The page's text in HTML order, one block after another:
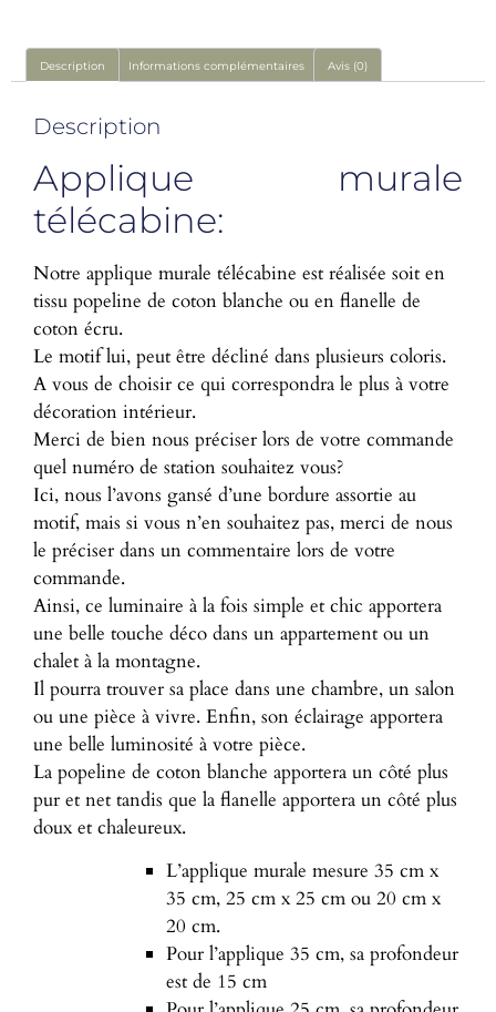
Description Informations complémentaires Avis (0)
Description
Applique murale
télécabine:
Notre applique murale télécabine est réalisée soit en
tissu popeline de coton blanche ou en flanelle de
coton écru.
Le motif lui, peut être décliné dans plusieurs coloris.
A vous de choisir ce qui correspondra le plus à votre
décoration intérieur.
Merci de bien nous préciser lors de votre commande
quel numéro de station souhaitez vous?
Ici, nous l’avons gansé d’une bordure assortie au
motif, mais si vous n’en souhaitez pas, merci de nous
le préciser dans un commentaire lors de votre
commande.
Ainsi, ce luminaire à la fois simple et chic apportera
une belle touche déco dans un appartement ou un
chalet à la montagne.
Il pourra trouver sa place dans une chambre, un salon
ou une pièce à vivre. Enfin, son éclairage apportera
une belle luminosité à votre pièce.
La popeline de coton blanche apportera un côté plus
pur et net tandis que la flanelle apportera un côté plus
doux et chaleureux.
L’applique murale mesure 35 cm x
35 cm, 25 cm x 25 cm ou 20 cm x
20 cm.
Pour l’applique 35 cm, sa profondeur
est de 15 cm